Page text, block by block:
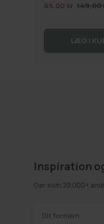
69,00 kr 149,00
LÆG I
Inspiration
Gør som 20.000+